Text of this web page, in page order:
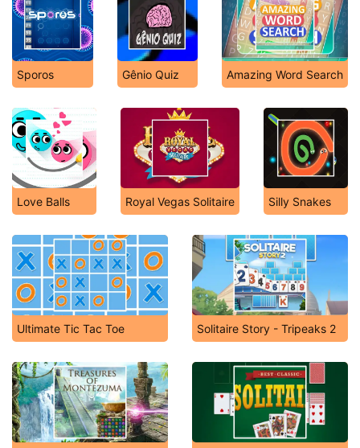
Sporos Gênio Quiz Amazing Word Search
Love Balls Royal Vegas Solitaire Silly Snakes
Ultimate Tic Tac Toe Solitaire Story - Tripeaks 2